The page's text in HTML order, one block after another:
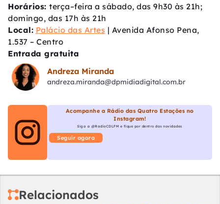
Horários: terça–feira a sábado, das 9h30 às 21h;
domingo, das 17h às 21h
Local: Palácio das Artes | Avenida Afonso Pena,
1.537 – Centro
Entrada gratuita
Andreza Miranda
andreza.miranda@dpmidiadigital.com.br
Acompanhe a Rádio das Quatro Estações no
Instagram!
Siga a @RadioCDLFM e fique por dentro das novidades
Seguir agora
Relacionados